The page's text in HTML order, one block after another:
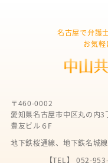
名古屋で弁護
お気軽
〒460-0002
愛知県名古屋市中区丸の内
豊友ビル６F
地下鉄桜通線、地下鉄名城
【TEL】 052-